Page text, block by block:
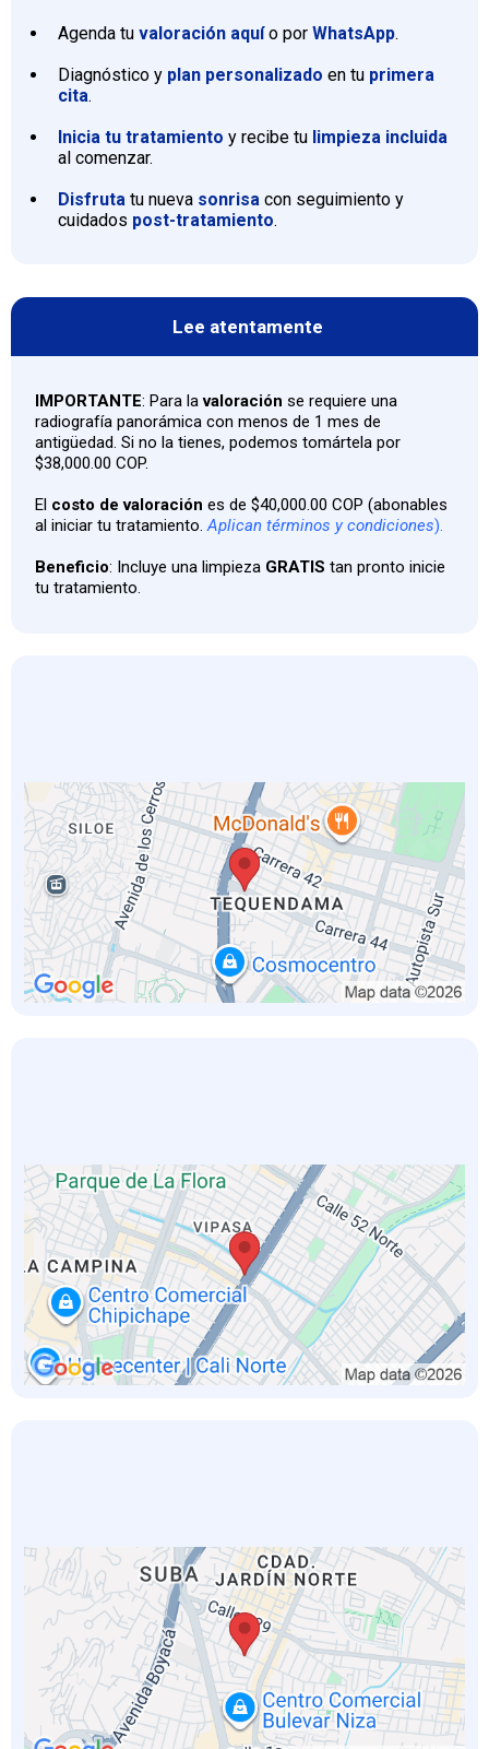
Agenda tu valoración aquío por WhatsApp.
Diagnóstico y plan personalizado en tu primera
cita.
Inicia tu tratamiento y recibe tu limpieza incluida
al comenzar.
Disfruta tu nueva sonrisa con seguimiento y
cuidados post-tratamiento.
Lee atentamente
IMPORTANTE: Para lavaloración se requiere una
radiografía panorámica con menos de 1 mes de
antigüedad. Si no la tienes, podemos tomártela por
$38,000.00 COP.
El costo de valoración es de $40,000.00 COP (abonables
al iniciar tu tratamiento.Aplican términos y condiciones).
Beneficio: Incluye una limpieza GRATIS tan pronto inicie
tu tratamiento.